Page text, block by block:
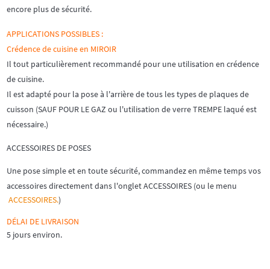
encore plus de sécurité.
APPLICATIONS POSSIBLES :
Crédence de cuisine en MIROIR
Il tout particulièrement recommandé pour une utilisation en crédence
de cuisine.
Il est adapté pour la pose à l'arrière de tous les types de plaques de
cuisson (SAUF POUR LE GAZ ou l'utilisation de verre TREMPE laqué est
nécessaire.)
ACCESSOIRES DE POSES
Une pose simple et en toute sécurité, commandez en même temps vos
accessoires directement dans l'onglet ACCESSOIRES (ou le menu
ACCESSOIRES.)
DÉLAI DE LIVRAISON
5 jours environ.